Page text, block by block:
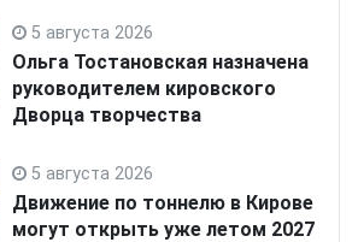
5 августа 2026
Ольга Тостановская назначена
руководителем кировского
Дворца творчества
5 августа 2026
Движение по тоннелю в Кирове
могут открыть уже летом 2027